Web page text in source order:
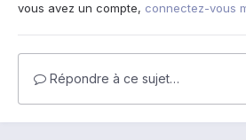
vous avez un compte, connectez-vous
Répondre à ce sujet…